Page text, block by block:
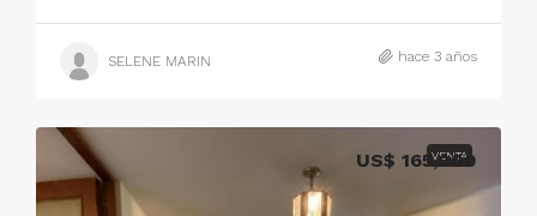
SELENE MARIN hace 3 años
VENTA
US$ 165,000